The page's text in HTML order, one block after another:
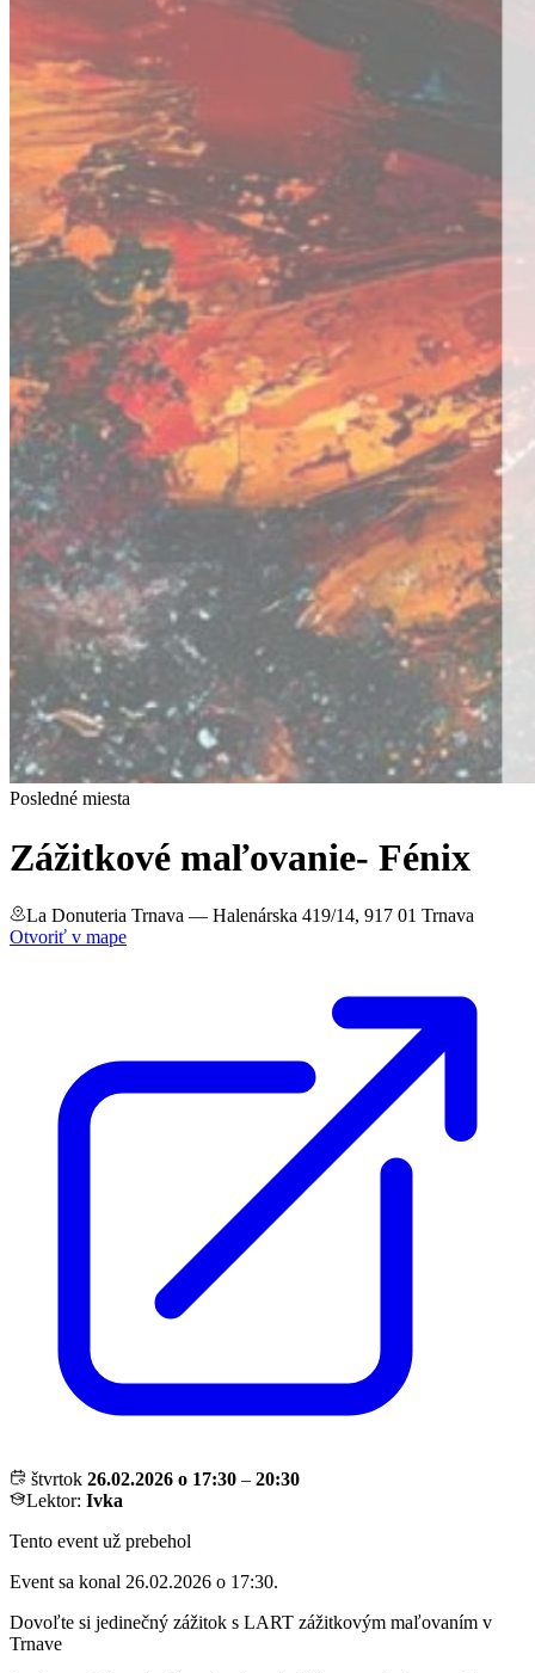
Posledné miesta
Zážitkové maľovanie- Fénix
La Donuteria Trnava — Halenárska 419/14, 917 01 Trnava
Otvoriť v mape
štvrtok 26.02.2026 o 17:30 – 20:30
Lektor: Ivka
Tento event už prebehol
Event sa konal 26.02.2026 o 17:30.
Dovoľte si jedinečný zážitok s LART zážitkovým maľovaním v
Trnave